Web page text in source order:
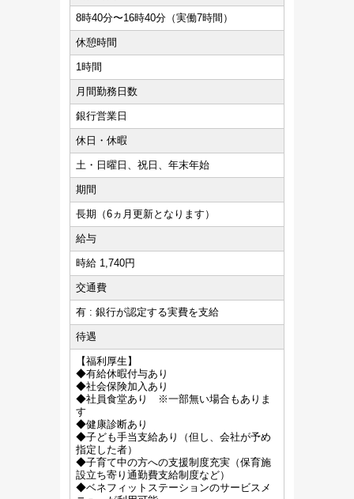
8時40分〜16時40分（実働7時間）
休憩時間
1時間
月間勤務日数
銀行営業日
休日・休暇
土・日曜日、祝日、年末年始
期間
長期（6ヵ月更新となります）
給与
時給 1,740円
交通費
有 : 銀行が認定する実費を支給
待遇
【福利厚生】
◆有給休暇付与あり
◆社会保険加入あり
◆社員食堂あり ※一部無い場合もありま
す
◆健康診断あり
◆子ども手当支給あり（但し、会社が予め
指定した者）
◆子育て中の方への支援制度充実（保育施
設立ち寄り通勤費支給制度など）
◆ベネフィットステーションのサービスメ